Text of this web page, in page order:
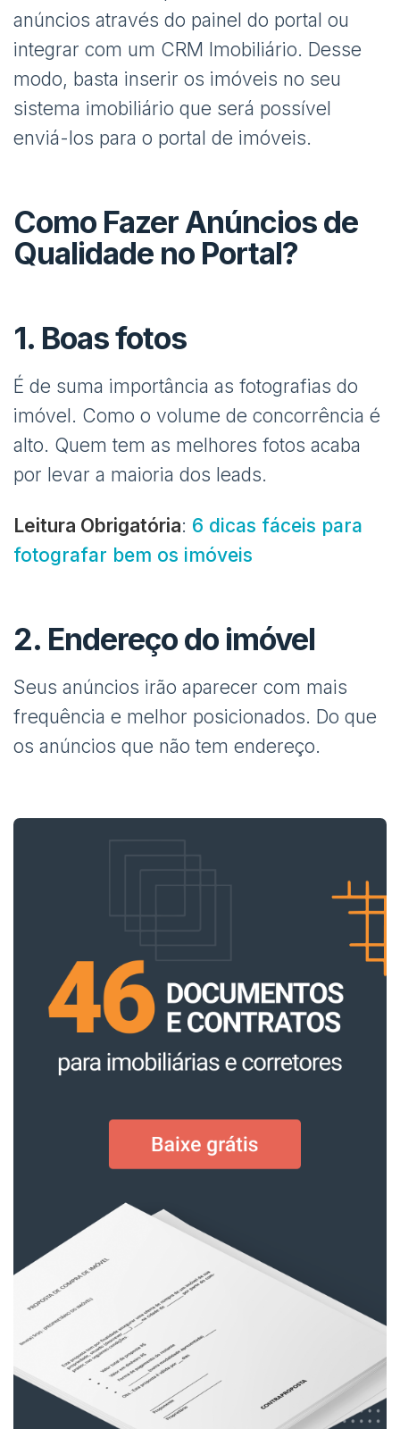
anúncios através do painel do portal ou
integrar com um CRM Imobiliário. Desse
modo, basta inserir os imóveis no seu
sistema imobiliário que será possível
enviá-los para o portal de imóveis.
Como Fazer Anúncios de
Qualidade no Portal?
1. Boas fotos
É de suma importância as fotografias do
imóvel. Como o volume de concorrência é
alto. Quem tem as melhores fotos acaba
por levar a maioria dos leads.
Leitura Obrigatória: 6 dicas fáceis para
fotografar bem os imóveis
2. Endereço do imóvel
Seus anúncios irão aparecer com mais
frequência e melhor posicionados. Do que
os anúncios que não tem endereço.